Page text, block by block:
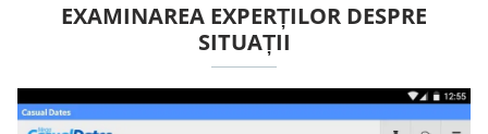
EXAMINAREA EXPERȚILOR DESPRE
SITUAȚII